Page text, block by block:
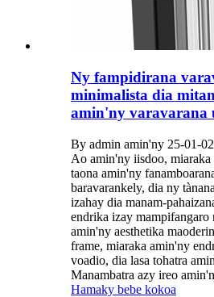
Ny fampidirana
minimalista dia
amin'ny varavarana
By admin amin'ny 25-01-02
Ao amin'ny iisdoo,
taona amin'ny
baravarankely, dia ny
izahay dia manam-
endrika izay mampifangaro
amin'ny aesthetika
frame, miaraka amin'ny
voadio, dia lasa tohatra
Manambatra azy ireo
Hamaky bebe kokoa